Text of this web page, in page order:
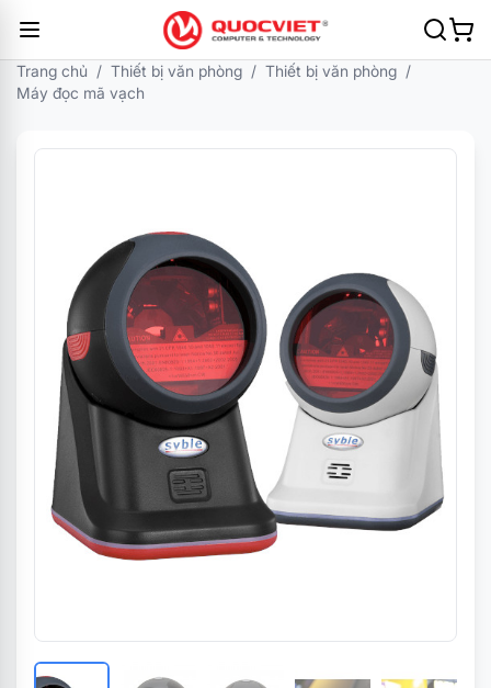
Trang chủ / Thiết bị văn phòng / Thiết bị văn phòng /
Máy đọc mã vạch